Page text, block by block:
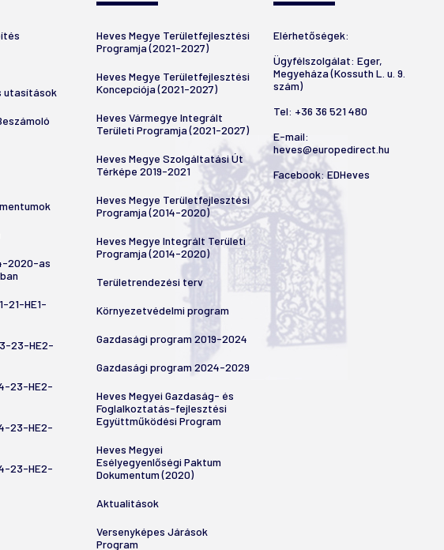
utasítások
2020-as
21-HE1-
23-HE2-
23-HE2-
23-HE2-
23-HE2-
Heves Megye Területfejlesztési
Programja (2021-2027)
Heves Megye Területfejlesztési
Koncepciója (2021-2027)
Heves Vármegye Integrált
Területi Programja (2021-2027)
Heves Megye Szolgáltatási Út
Térképe 2019-2021
Heves Megye Területfejlesztési
Programja (2014-2020)
Heves Megye Integrált Területi
Programja (2014-2020)
Területrendezési terv
Környezetvédelmi program
Gazdasági program 2019-2024
Gazdasági program 2024-2029
Heves Megyei Gazdaság- és
Foglalkoztatás-fejlesztési
Együttműködési Program
Heves Megyei
Esélyegyenlőségi Paktum
Dokumentum (2020)
Aktualitások
Versenyképes Járások
Program
Elérhetőségek:
Ügyfélszolgálat: Eger,
Megyeháza (Kossuth L. u. 9.
szám)
Tel: +36 36 521 480
E-mail:
heves@europedirect.hu
Facebook: EDHeves